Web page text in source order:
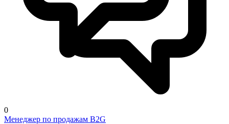
0
Менеджер по продажам B2G